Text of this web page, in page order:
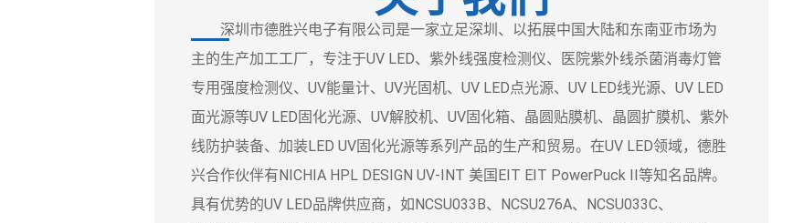
深圳市德胜兴电子有限公司是一家立足深圳、以拓展中国大陆和东南亚市场为
主的生产加工工厂，专注于UV LED、紫外线强度检测仪、医院紫外线杀菌消毒灯管
专用强度检测仪、UV能量计、UV光固机、UV LED点光源、UV LED线光源、UV LED
面光源等UV LED固化光源、UV解胶机、UV固化箱、晶圆贴膜机、晶圆扩膜机、紫外
线防护装备、加装LED UV固化光源等系列产品的生产和贸易。在UV LED领域，德胜
兴合作伙伴有NICHIA HPL DESIGN UV-INT 美国EIT EIT PowerPuck II等知名品牌。
具有优势的UV LED品牌供应商，如NCSU033B、NCSU276A、NCSU033C、